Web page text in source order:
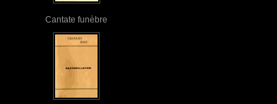
Cantate funèbre